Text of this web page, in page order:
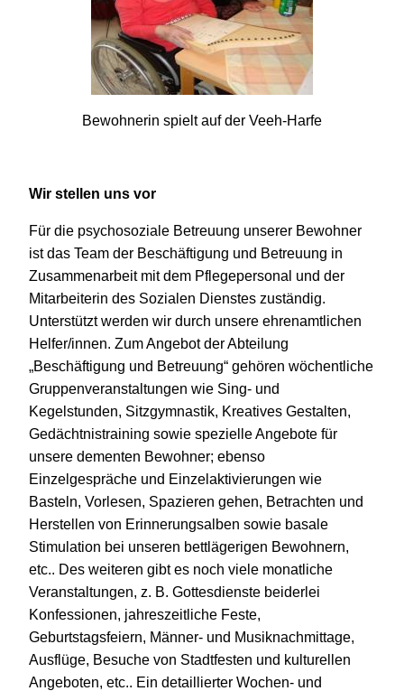
Bewohnerin spielt auf der Veeh-Harfe
Wir stellen uns vor
Für die psychosoziale Betreuung unserer Bewohner
ist das Team der Beschäftigung und Betreuung in
Zusammenarbeit mit dem Pflegepersonal und der
Mitarbeiterin des Sozialen Dienstes zuständig.
Unterstützt werden wir durch unsere ehrenamtlichen
Helfer/innen. Zum Angebot der Abteilung
„Beschäftigung und Betreuung“ gehören wöchentliche
Gruppenveranstaltungen wie Sing- und
Kegelstunden, Sitzgymnastik, Kreatives Gestalten,
Gedächtnistraining sowie spezielle Angebote für
unsere dementen Bewohner; ebenso
Einzelgespräche und Einzelaktivierungen wie
Basteln, Vorlesen, Spazieren gehen, Betrachten und
Herstellen von Erinnerungsalben sowie basale
Stimulation bei unseren bettlägerigen Bewohnern,
etc.. Des weiteren gibt es noch viele monatliche
Veranstaltungen, z. B. Gottesdienste beiderlei
Konfessionen, jahreszeitliche Feste,
Geburtstagsfeiern, Männer- und Musiknachmittage,
Ausflüge, Besuche von Stadtfesten und kulturellen
Angeboten, etc.. Ein detaillierter Wochen- und